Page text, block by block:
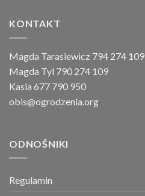
KONTAKT
Magda Tarasiewicz 794 274 109
Magda Tyl 790 274 109
Kasia 677 790 950
obis@ogrodzenia.org
ODNOŚNIKI
Regulamin